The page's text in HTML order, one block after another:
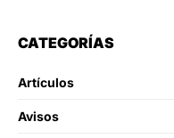
CATEGORÍAS
Artículos
Avisos